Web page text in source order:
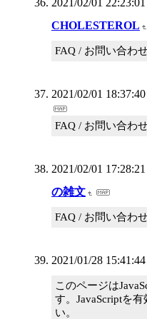
CHOLESTEROL
FAQ / お問い合わ
2021/02/01 18:37:40
FAQ / お問い合わ
2021/02/01 17:28:21
の雑文
FAQ / お問い合わ
2021/01/28 15:41:44
このページは
す。JavaScriptを
い。